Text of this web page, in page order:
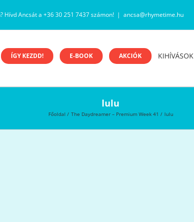
Hívd Ancsát a +36 30 251 7437 számon! | ancsa@rhymetime.hu
ÍGY KEZDD! E-BOOK AKCIÓK KIHÍVÁSOK
lulu
Főoldal The Daydreamer – Premium Week 41 lulu